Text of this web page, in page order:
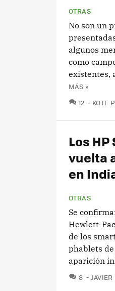
OTRAS
No son un
algunos
como
existentes,
MÁS »
12
KOTE
Los
vuelta
en
OTRAS
Se
Hewlett-
de los
phablets
aparición
8
JAVIER